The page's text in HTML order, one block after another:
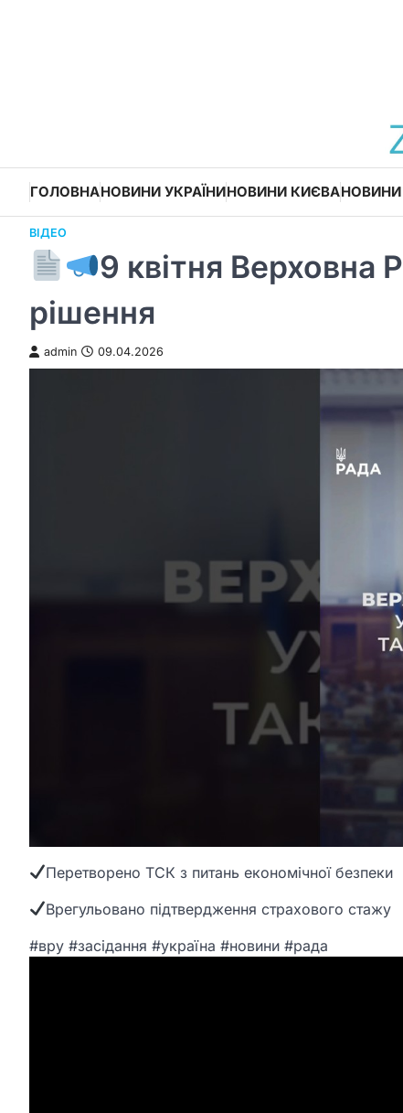
ГОЛОВНАНОВИНИ УКРАЇНИНОВИНИ КИЄВАНОВИНИ
ВІДЕО
9 квітня Верховна
рішення
admin 09.04.2026
Перетворено ТСК з питань економічної безпеки
Врегульовано підтвердження страхового стажу
#вру #засідання #україна #новини #рада